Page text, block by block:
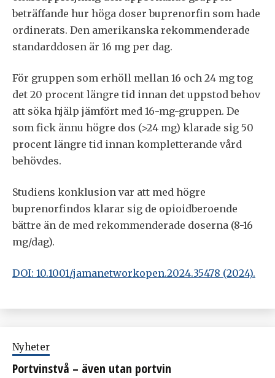
beträffande hur höga doser buprenorfin som hade
ordinerats. Den amerikanska rekommenderade
standarddosen är 16 mg per dag.
För gruppen som erhöll mellan 16 och 24 mg tog
det 20 procent längre tid innan det uppstod behov
att söka hjälp jämfört med 16-mg-gruppen. De
som fick ännu högre dos (>24 mg) klarade sig 50
procent längre tid innan kompletterande vård
behövdes.
Studiens konklusion var att med högre
buprenorfindos klarar sig de opioidberoende
bättre än de med rekommenderade doserna (8-16
mg/dag).
DOI: 10.1001/jamanetworkopen.2024.35478 (2024).
Nyheter
Portvinstvå – även utan portvin